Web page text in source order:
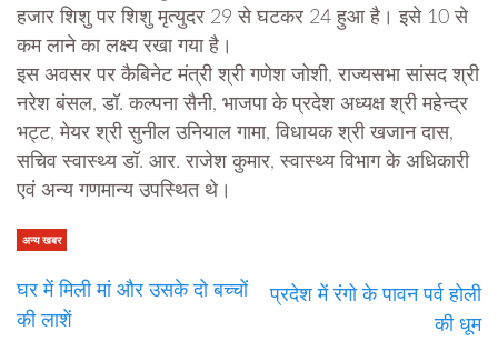
हजार शिशु पर शिशु मृत्युदर 29 से घटकर 24 हुआ है। इसे 10 से
कम लाने का लक्ष्य रखा गया है।
इस अवसर पर कैबिनेट मंत्री श्री गणेश जोशी, राज्यसभा सांसद श्री
नरेश बंसल, डॉ. कल्पना सैनी, भाजपा के प्रदेश अध्यक्ष श्री महेन्द्र
भट्ट, मेयर श्री सुनील उनियाल गामा, विधायक श्री खजान दास,
सचिव स्वास्थ्य डॉ. आर. राजेश कुमार, स्वास्थ्य विभाग के अधिकारी
एवं अन्य गणमान्य उपस्थित थे।
अन्य खबर
घर में मिली मां और उसके दो बच्चों
की लाशें
प्रदेश में रंगो के पावन पर्व होली
की धूम